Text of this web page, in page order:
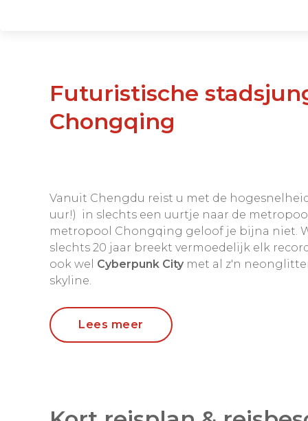
Futuristische stadsjungle in
Chongqing
Vanuit Chengdu reist u met de
uur!) in slechts een uurtje naar de metropool
metropool Chongqing geloof je bijna niet.
slechts 20 jaar breekt vermoedelijk elk
ook wel Cyberpunk City met al z'n
skyline.
Nu je er toch bent, hop dan naar de
grotten bij Dazu (op de Unesco
haar ontwikkeling aan het feit
Lees meer